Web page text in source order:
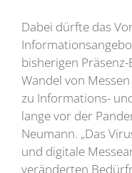
Dabei dürfte das
bisherigen
Wandel von
zu Informations-
lange vor der
Neumann. „Das
und digitale
veränderten